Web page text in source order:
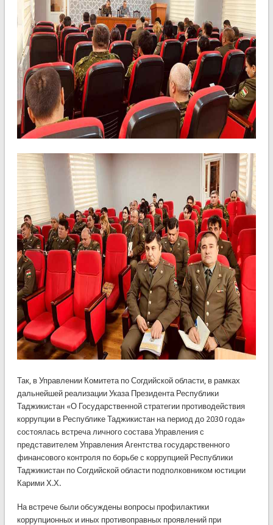
Так, в Управлении Комитета по Согдийской области, в рамках
дальнейшей реализации Указа Президента Республики
Таджикистан «О Государственной стратегии противодействия
коррупции в Республике Таджикистан на период до 2030 года»
состоялась встреча личного состава Управления с
представителем Управления Агентства государственного
финансового контроля по борьбе с коррупцией Республики
Таджикистан по Согдийской области подполковником юстиции
Карими Х.Х.
На встрече были обсуждены вопросы профилактики
коррупционных и иных противоправных проявлений при